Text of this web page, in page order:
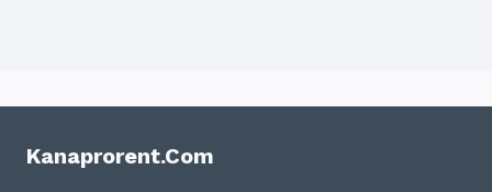
Kanaprorent.com